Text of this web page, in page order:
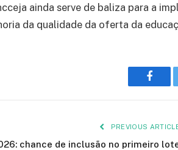
ainda serve de baliza para a
da qualidade da oferta da
PREVIOUS
chance de inclusão no primeiro